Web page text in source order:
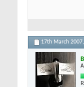
17th March 2007,